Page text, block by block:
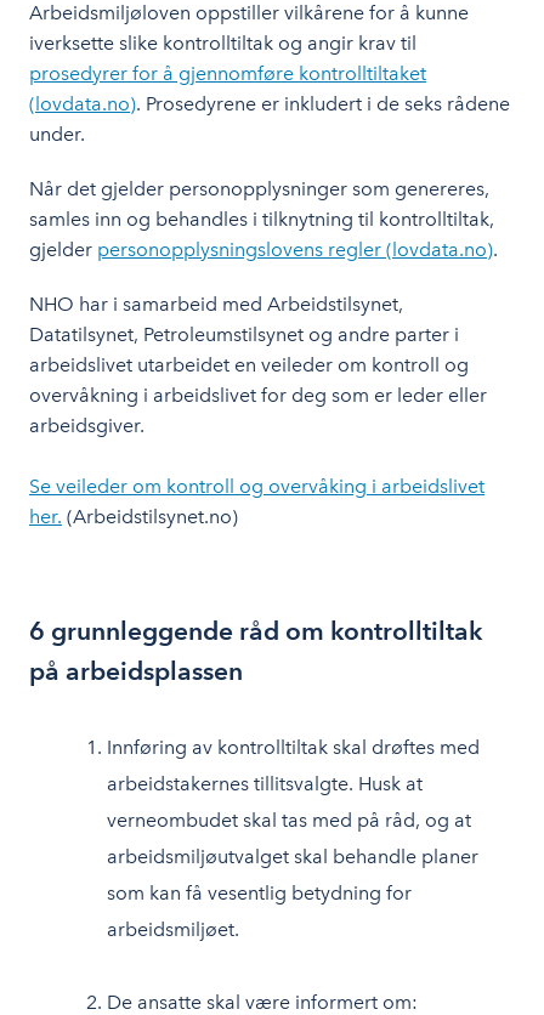
Arbeidsmiljøloven oppstiller vilkårene for å kunne
iverksette slike kontrolltiltak og angir krav til
prosedyrer for å gjennomføre kontrolltiltaket
(lovdata.no). Prosedyrene er inkludert i de seks rådene
under.
Når det gjelder personopplysninger som genereres,
samles inn og behandles i tilknytning til kontrolltiltak,
gjelder personopplysningslovens regler (lovdata.no).
NHO har i samarbeid med Arbeidstilsynet,
Datatilsynet, Petroleumstilsynet og andre parter i
arbeidslivet utarbeidet en veileder om kontroll og
overvåkning i arbeidslivet for deg som er leder eller
arbeidsgiver.
Se veileder om kontroll og overvåking i arbeidslivet
her. (Arbeidstilsynet.no)
6 grunnleggende råd om kontrolltiltak
på arbeidsplassen
Innføring av kontrolltiltak skal drøftes med
arbeidstakernes tillitsvalgte. Husk at
verneombudet skal tas med på råd, og at
arbeidsmiljøutvalget skal behandle planer
som kan få vesentlig betydning for
arbeidsmiljøet.
De ansatte skal være informert om: